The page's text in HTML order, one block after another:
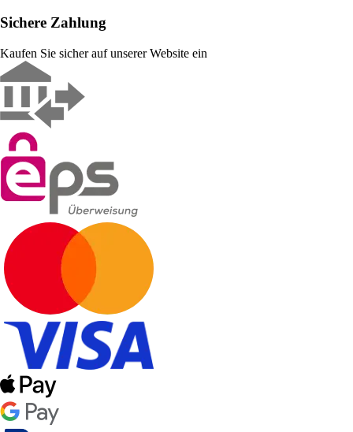
Sichere Zahlung
Kaufen Sie sicher auf unserer Website ein